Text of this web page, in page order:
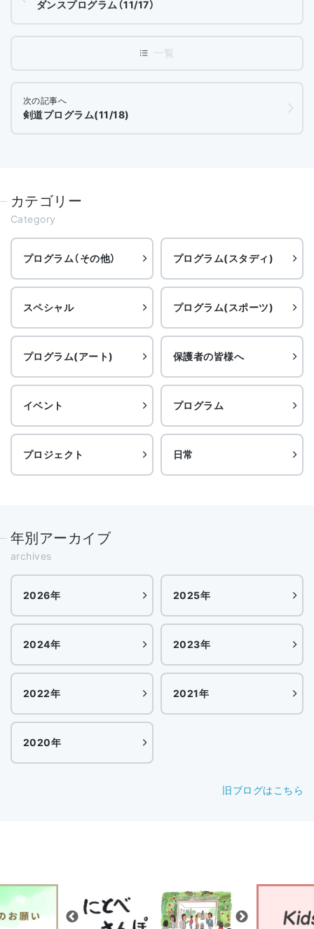
ダンスプログラム（11/17）
次の記事へ
剣道プログラム(11/18)
カテゴリー
Category
プログラム（その他） プログラム(スタディ)
スペシャル プログラム(スポーツ)
プログラム(アート) 保護者の皆様へ
イベント プログラム
プロジェクト 日常
年別アーカイブ
archives
2026年 2025年
2024年 2023年
2022年 2021年
2020年
旧ブログはこちら